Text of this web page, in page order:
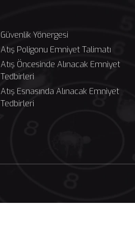
Güvenlik Yönergesi
Atış Poligonu Emniyet Talimatı
Atış Öncesinde Alınacak Emniyet
Tedbirleri
Atış Esnasında Alınacak Emniyet
Tedbirleri